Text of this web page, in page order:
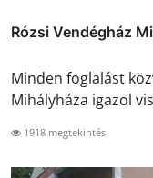
Rózsi Vendégház
Minden foglalást
Mihályháza igazol
1918 megtekintés